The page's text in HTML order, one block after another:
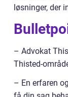
løsninger, der
– Advokat
Thisted-
– En erfaren